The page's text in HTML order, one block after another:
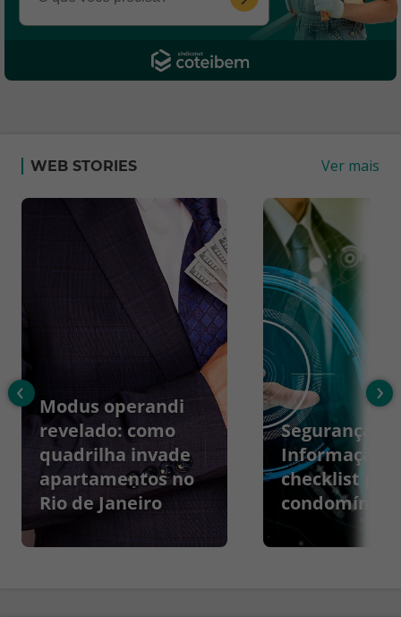
WEB STORIES Ver mais
Modus operandi
revelado: como
quadrilha invade
apartamentos no
Rio de Janeiro
Segurança da
Informação:
checklist
condomínios
‹ ›